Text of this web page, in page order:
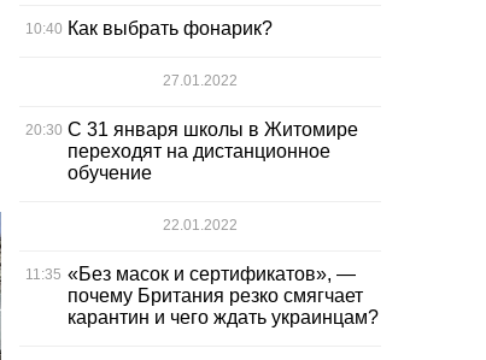
10:40 Как выбрать фонарик?
27.01.2022
20:30 С 31 января школы в Житомире
переходят на дистанционное
обучение
22.01.2022
11:35 «Без масок и сертификатов», —
почему Британия резко смягчает
карантин и чего ждать украинцам?